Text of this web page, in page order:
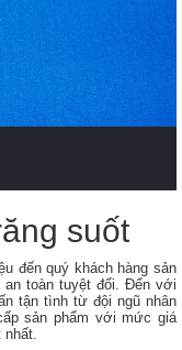
suốt
đến quý khách hàng sản
toàn tuyệt đối. Đến với
tận tình từ đội ngũ nhân
sản phẩm với mức giá